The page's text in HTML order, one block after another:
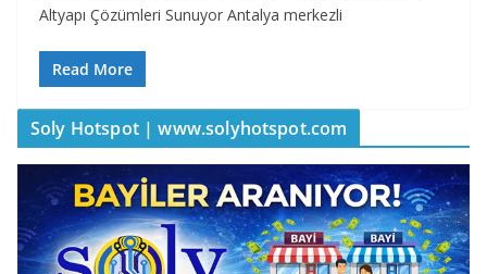
Altyapı Çözümleri Sunuyor Antalya merkezli
Read More
Soly Hotspot | www.solyhotspot.com